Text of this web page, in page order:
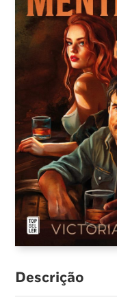
Descrição